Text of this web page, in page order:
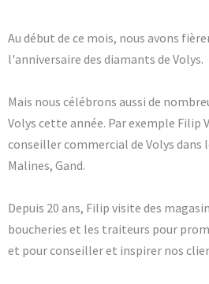
Au début de ce mois, nous avons
l'anniversaire des diamants de Volys.
Mais nous célébrons aussi de
Volys cette année. Par exemple Filip
conseiller commercial de Volys dans
Malines, Gand.
Depuis 20 ans, Filip visite des
boucheries et les traiteurs pour
et pour conseiller et inspirer nos